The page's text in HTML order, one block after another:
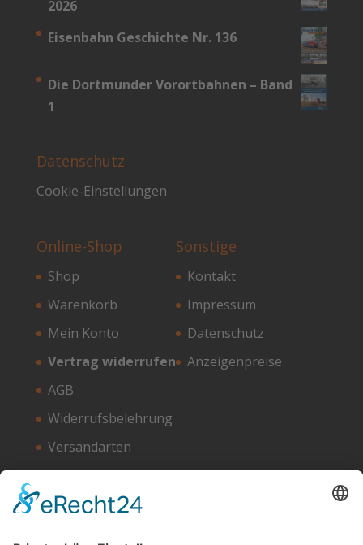
2026
Eisenbahn Geschichte Nr. 136
Die Dortmunder Vorortbahnen – Band
1
Datenschutz
Cookie-Einstellungen
Online-Shop
Shop
Warenkorb
Mein Konto
Vertrag widerrufen
AGB
Widerrufsbelehrung
Versandarten
Zahlungsarten
Sonstige
Kontakt
Impressum
Datenschutz
Anzeigenpreise